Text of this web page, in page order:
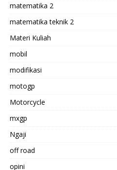
matematika 2
matematika teknik 2
Materi Kuliah
mobil
modifikasi
motogp
Motorcycle
mxgp
Ngaji
off road
opini